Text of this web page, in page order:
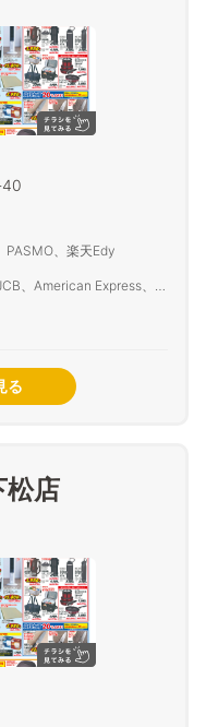
、楽天Edy
、American Express、
る
店